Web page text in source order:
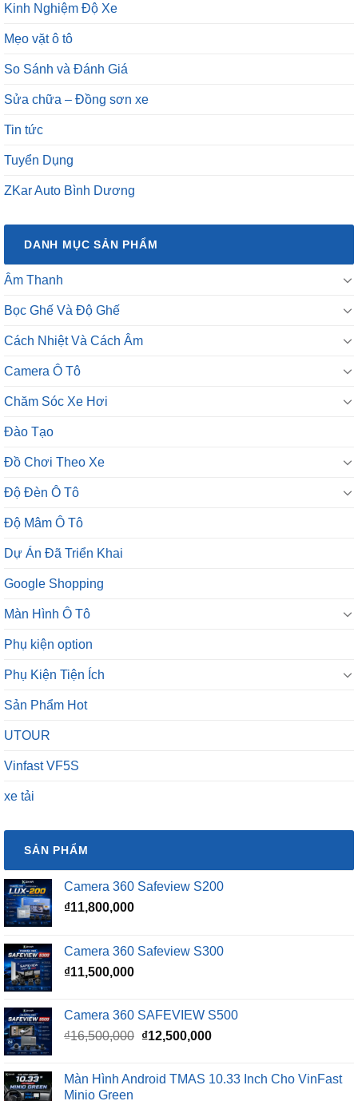
Kinh Nghiệm Độ Xe
Mẹo vặt ô tô
So Sánh và Đánh Giá
Sửa chữa – Đồng sơn xe
Tin tức
Tuyển Dụng
ZKar Auto Bình Dương
DANH MỤC SẢN PHẨM
Âm Thanh
Bọc Ghế Và Độ Ghế
Cách Nhiệt Và Cách Âm
Camera Ô Tô
Chăm Sóc Xe Hơi
Đào Tạo
Đồ Chơi Theo Xe
Độ Đèn Ô Tô
Độ Mâm Ô Tô
Dự Án Đã Triển Khai
Google Shopping
Màn Hình Ô Tô
Phụ kiện option
Phụ Kiện Tiện Ích
Sản Phẩm Hot
UTOUR
Vinfast VF5S
xe tải
SẢN PHẨM
Camera 360 Safeview S200
₫11,800,000
Camera 360 Safeview S300
₫11,500,000
Camera 360 SAFEVIEW S500
₫16,500,000 Giá
₫16,500,000.
₫12,500,000Giá
là:
Màn Hình Android TMAS 10.33 Inch Cho VinFast
Minio Green